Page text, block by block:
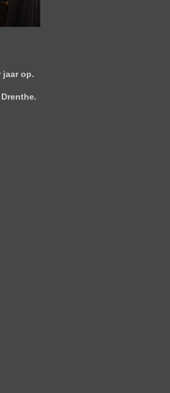
jaar op.